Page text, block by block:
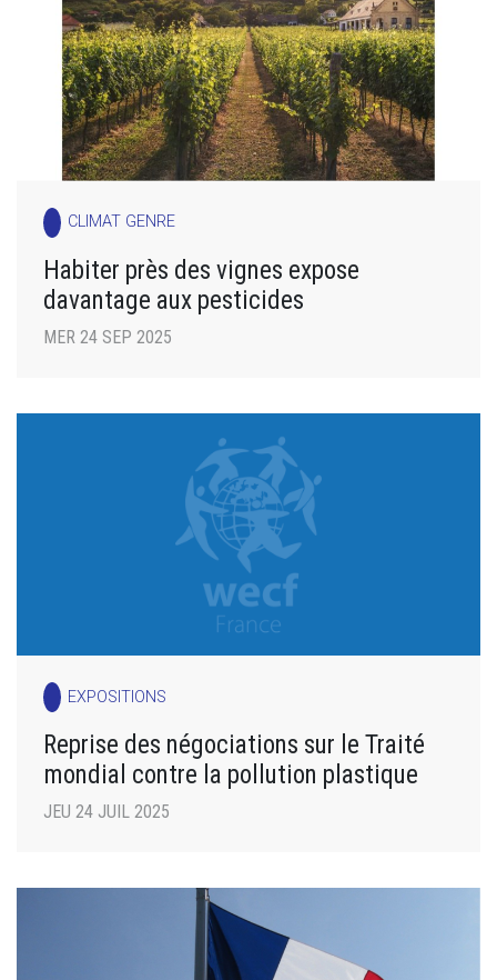
CLIMAT GENRE
Habiter près des vignes expose
davantage aux pesticides
MER 24 SEP 2025
EXPOSITIONS
Reprise des négociations sur le Traité
mondial contre la pollution plastique
JEU 24 JUIL 2025